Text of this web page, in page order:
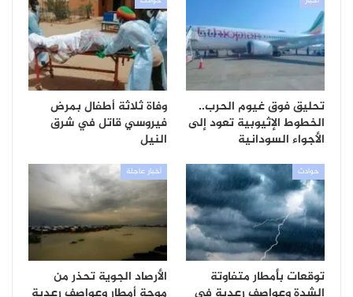
تحليق فوق غيوم الحرب..
الخطوط الإثيوبية تعود إلى
الأجواء السودانية
وفاة ثلاثة أطفال بمرض
فيروسي قاتل في شرق
النيل
حوادث
توقعات بأمطار متفاوتة
أخبار عاجلة
الأرصاد الجوية تحذر من